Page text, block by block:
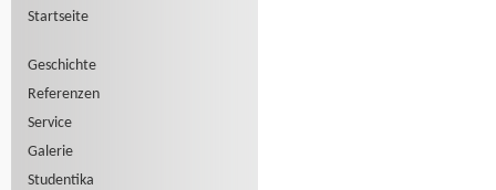
Startseite
Geschichte
Referenzen
Service
Galerie
Studentika